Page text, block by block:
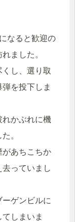
なると歓迎の
ました。
し、選り取
を投下しま
れかぶれに機
。
があちこちか
っていまし
ゲンビルに
しまいま